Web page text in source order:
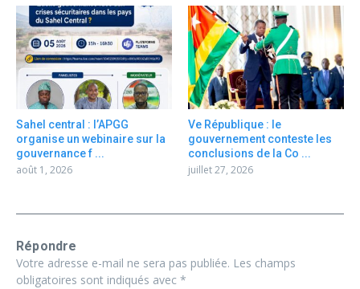
Sahel central : l’APGG
organise un webinaire sur la
gouvernance f ...
août 1, 2026
Ve République : le
gouvernement conteste les
conclusions de la Co ...
juillet 27, 2026
Répondre
Votre adresse e-mail ne sera pas publiée. Les champs
obligatoires sont indiqués avec *